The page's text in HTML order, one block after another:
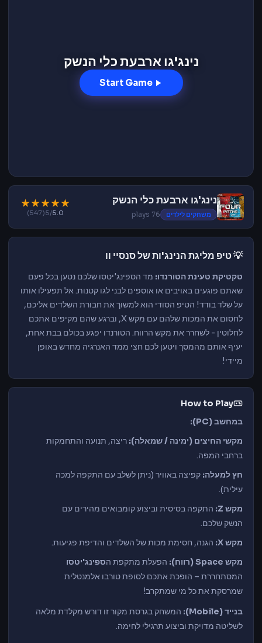
נינג'גו ארבעת כלי הנשק
Start Game
נינג'גו ארבעת כלי הנשק
משחקים לילדים 76 plays
★
★
★
★
★
5.0
/5
(547)
💡 טיפ מליגת הנינג'ות של סנסיי וו
טקטיקת טעינת הטורנדו: מד הספינג'יטסו שלכם נטען בכל פעם
שאתם פוגעים באויבים או אוספים לבני לגו קטנות. אל תפעילו אותו
על שלד בודד! הטיפ הסודי הוא למשוך את חבורת השלדים אליכם,
לחסום את המכות שלהם עם מקש X, וברגע שהם מקיפים אתכם
לחלוטין - לשחרר את מקש הרווח. הטורנדו יפגע בכולם בבת אחת,
יעיף אותם מהמסך ויטען לכם חצי ממד האנרגיה מחדש באופן
מיידי!
How to Play
במחשב (PC):
מקשי החיצים (ימינה / שמאלה): ריצה, תנועה והתחמקות
ברחבי המפה.
חץ למעלה: קפיצה באוויר (ניתן לשלב עם התקפה למכה
עילית).
מקש Z:
התקפה בסיסית וביצוע קומבואים מהירים עם
הנשק שלכם.
מקש X:
הגנה, חסימת מכות של השלדים והדיפת פגיעות.
מקש Space (רווח):
הפעלת מתקפת הספינג'יטסו
המסתחררת – הופכת אתכם לסופת טורבו אלמנטלית
שמרסקת את כל מי שמתקרב!
בנייד (Mobile):
המשחק בגרסת מקור זו דורש מקלדת מלאה
לשליטה מדויקת וביצוע תרגילי לחימה.